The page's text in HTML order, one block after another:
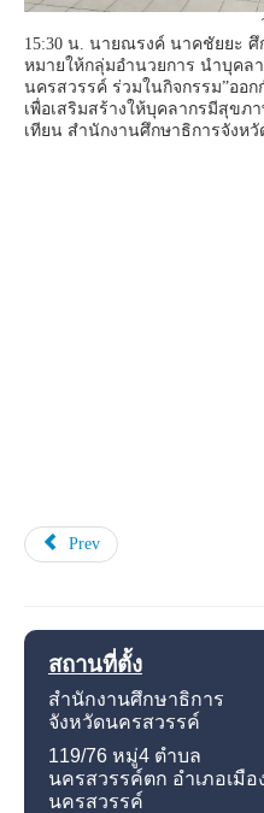
วันพุธที่ 24 มกร
15:30 น. นายณรงค์ นาคชัยยะ
หมายให้กลุ่มอำนวยการ นำบุคล
นครสวรรค์ ร่วมในกิจกรรม”ออ
เพื่อเสริมสร้างให้บุคลากรมีสุข
เทียน สำนักงานศึกษาธิการจังห
Prev
สถานที่ตั้ง
สำนักงานศึกษาธิการ
จังหวัดนครสวรรค์
119/76 หมู่4 ตำบล
นครสวรรค์ตก อำเภอเมือ
นครสวรรค์